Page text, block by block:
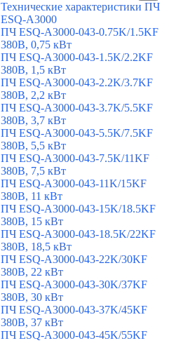
Технические характеристики ПЧ
ESQ-A3000
ПЧ ESQ-A3000-043-0.75K/1.5KF
380В, 0,75 кВт
ПЧ ESQ-A3000-043-1.5K/2.2KF
380В, 1,5 кВт
ПЧ ESQ-A3000-043-2.2K/3.7KF
380В, 2,2 кВт
ПЧ ESQ-A3000-043-3.7K/5.5KF
380В, 3,7 кВт
ПЧ ESQ-A3000-043-5.5K/7.5KF
380В, 5,5 кВт
ПЧ ESQ-A3000-043-7.5K/11KF
380В, 7,5 кВт
ПЧ ESQ-A3000-043-11K/15KF
380В, 11 кВт
ПЧ ESQ-A3000-043-15K/18.5KF
380В, 15 кВт
ПЧ ESQ-A3000-043-18.5K/22KF
380В, 18,5 кВт
ПЧ ESQ-A3000-043-22K/30KF
380В, 22 кВт
ПЧ ESQ-A3000-043-30K/37KF
380В, 30 кВт
ПЧ ESQ-A3000-043-37K/45KF
380В, 37 кВт
ПЧ ESQ-A3000-043-45K/55KF